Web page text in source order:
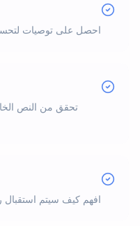
احصل على توصيات
تحقق من النص
افهم كيف سيتم استقبال